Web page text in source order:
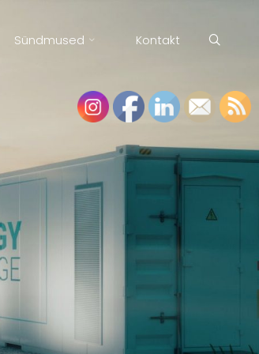
Sündmused Kontakt